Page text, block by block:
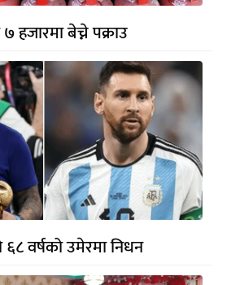
हजारमा बेच्ने पक्राउ
वर्षको उमेरमा निधन